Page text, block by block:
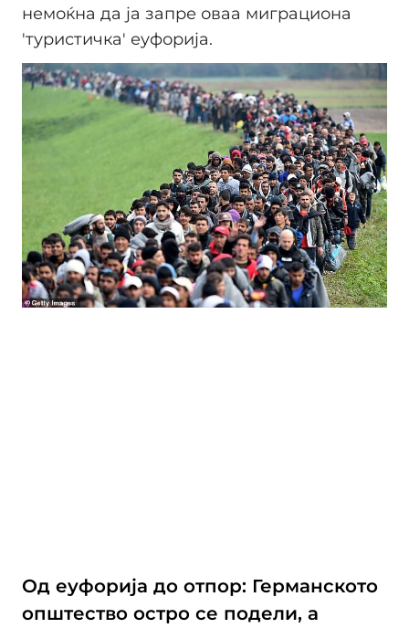
немоќна да ја запре оваа миграциона
'туристичка' еуфорија.
Од еуфорија до отпор: Германското
општество остро се подели, а